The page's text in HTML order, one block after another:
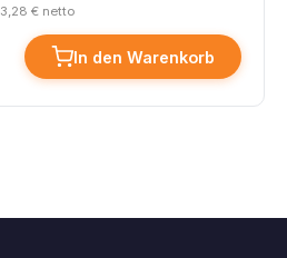
3,28 € netto
In den Warenkorb